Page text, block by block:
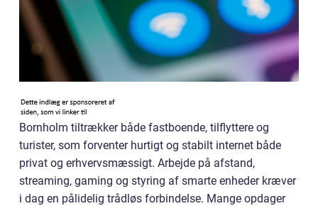
Bornholm tiltrækker både fastboende, tilflyttere og
turister, som forventer hurtigt og stabilt internet både
privat og erhvervsmæssigt. Arbejde på afstand,
streaming, gaming og styring af smarte enheder kræver
i dag en pålidelig trådløs forbindelse. Mange opdager